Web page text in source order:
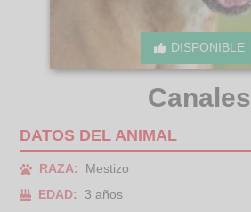
DISPONIBLE
Canales
DATOS DEL ANIMAL
RAZA:
Mestizo
EDAD:
3 años